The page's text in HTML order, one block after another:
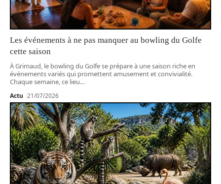
Les événements à ne pas manquer au bowling du Golfe
cette saison
À Grimaud, le bowling du Golfe se prépare à une saison riche en
événements variés qui promettent amusement et convivialité.
Chaque semaine, ce lieu…
Actu 21/07/2026